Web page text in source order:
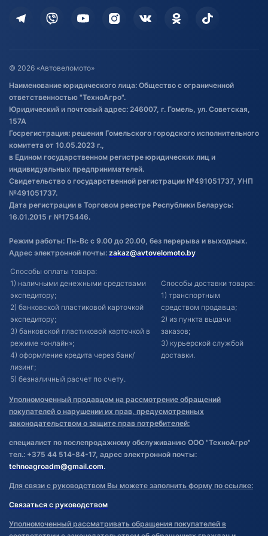
Дополнительные услуги
Оставить отзыв
Договор публичной оферты
Обработка файлов cookie
Постановка транспорта на учет
Обновления в ЭПТС 2024
© 2026 «Автовеломото»
Наименование юридического лица: Общество с ограниченной
ответственностью "ТехноАгро".
Юридический и почтовый адрес: 246007, г. Гомель, ул. Советская,
157А
Госрегистрация: решения Гомельского городского исполнительного
комитета от 10.05.2023 г.,
в Едином государственном регистре юридических лиц и
индивидуальных предпринимателей.
Свидетельство о государственной регистрации №491051737, УНП
№491051737.
Дата регистрации в Торговом реестре Республики Беларусь:
16.01.2015 г №175446.
Режим работы: Пн-Вс с 9.00 до 20.00, без перерыва и выходных.
Адрес электронной почты: zakaz@avtovelomoto.by
Способы оплаты товара:
1) наличными денежными средствами
экспедитору;
2) банковской пластиковой карточкой
экспедитору;
3) банковской пластиковой карточкой в
режиме «онлайн»;
4) оформление кредита через банк/
лизинг;
5) безналичный расчет по счету.
Способы доставки товара:
1) транспортным
средством продавца;
2) из пункта выдачи
заказов;
3) курьерской службой
доставки.
Уполномоченный продавцом на рассмотрение обращений
покупателей о нарушении их прав, предусмотренных
законодательством о защите прав потребителей:
специалист по послепродажному обслуживанию ООО "ТехноАгро"
тел.: +375 44 514-84-17, адрес электронной почты:
tehnoagroadm@gmail.com.
Для связи с руководством Вы можете заполнить форму по ссылке:
Связаться с руководством
Уполномоченный рассматривать обращения покупателей в